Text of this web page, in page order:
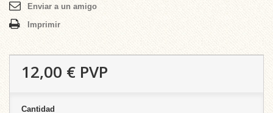
Enviar a un amigo
Imprimir
12,00 € PVP
Cantidad